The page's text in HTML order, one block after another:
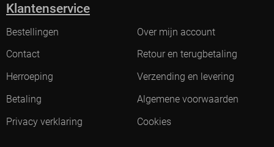
Klantenservice
Bestellingen
Over mijn account
Contact
Retour en terugbetaling
Herroeping
Verzending en levering
Betaling
Algemene voorwaarden
Privacy verklaring
Cookies